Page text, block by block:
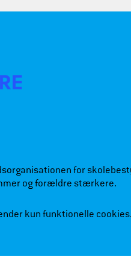
for
og forældre stærkere.
kun funktionelle cookies.